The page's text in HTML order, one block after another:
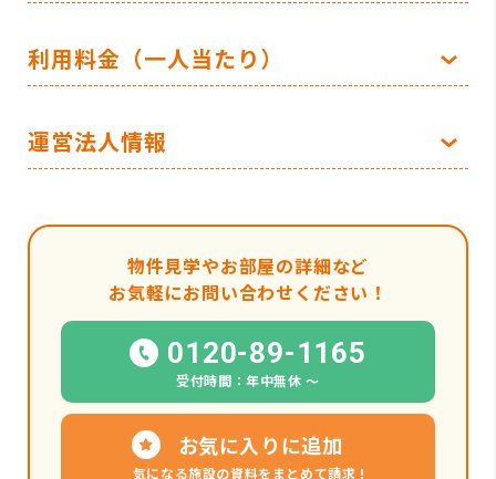
利用料金（一人当たり）
運営法人情報
物件見学やお部屋の詳細など
お気軽にお問い合わせください！
0120-89-1165
受付時間：年中無休 〜
お気に入りに追加
気になる施設の資料をまとめて請求！